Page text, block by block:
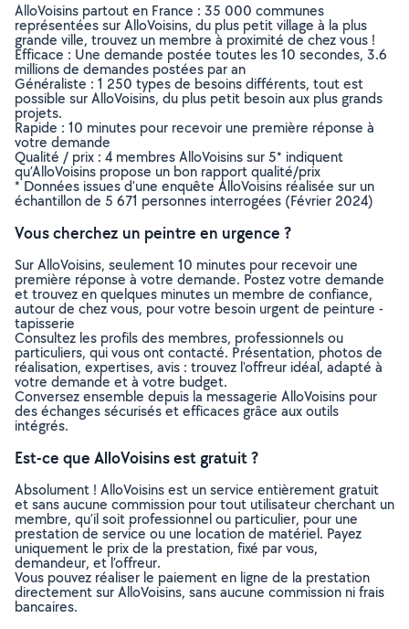
AlloVoisins partout en France : 35 000 communes
représentées sur AlloVoisins, du plus petit village à la plus
grande ville, trouvez un membre à proximité de chez vous !
Efficace : Une demande postée toutes les 10 secondes, 3.6
millions de demandes postées par an
Généraliste : 1 250 types de besoins différents, tout est
possible sur AlloVoisins, du plus petit besoin aux plus grands
projets.
Rapide : 10 minutes pour recevoir une première réponse à
votre demande
Qualité / prix : 4 membres AlloVoisins sur 5* indiquent
qu’AlloVoisins propose un bon rapport qualité/prix
* Données issues d’une enquête AlloVoisins réalisée sur un
échantillon de 5 671 personnes interrogées (Février 2024)
Vous cherchez un peintre en urgence ?
Sur AlloVoisins, seulement 10 minutes pour recevoir une
première réponse à votre demande. Postez votre demande
et trouvez en quelques minutes un membre de confiance,
autour de chez vous, pour votre besoin urgent de peinture -
tapisserie
Consultez les profils des membres, professionnels ou
particuliers, qui vous ont contacté. Présentation, photos de
réalisation, expertises, avis : trouvez l'offreur idéal, adapté à
votre demande et à votre budget.
Conversez ensemble depuis la messagerie AlloVoisins pour
des échanges sécurisés et efficaces grâce aux outils
intégrés.
Est-ce que AlloVoisins est gratuit ?
Absolument ! AlloVoisins est un service entièrement gratuit
et sans aucune commission pour tout utilisateur cherchant un
membre, qu’il soit professionnel ou particulier, pour une
prestation de service ou une location de matériel. Payez
uniquement le prix de la prestation, fixé par vous,
demandeur, et l’offreur.
Vous pouvez réaliser le paiement en ligne de la prestation
directement sur AlloVoisins, sans aucune commission ni frais
bancaires.